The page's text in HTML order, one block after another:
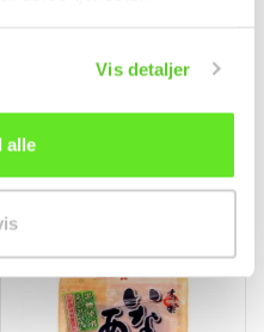
Vis detaljer
alle